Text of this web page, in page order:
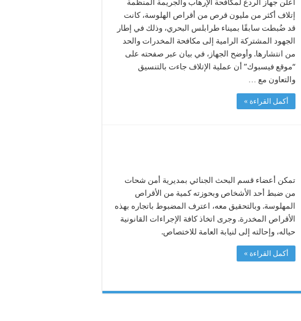
أعلن جهاز الردع لمكافحة الإرهاب والجريمة المنظمة
إتلاف أكثر من مليون قرص من أقراص الهلوسة، كانت
قد ضُبطت سابقًا بميناء طرابلس البحري، وذلك في إطار
الجهود المشتركة الرامية إلى مكافحة المخدرات والحد
من انتشارها. وأوضح الجهاز، في بيان عبر صفحته على
“موقع فيسبوك” أن عملية الإتلاف جاءت بالتنسيق
والتعاون مع …
أكمل القراءة »
تمكن أعضاء قسم البحث الجنائي بمديرية أمن شحات
من ضبط أحد الأشخاص وبحوزته كمية من الأقراص
المهلوسة. وبالتحقيق معه، اعترف المضبوط باتجاره بهذه
الأقراص المخدرة. وجرى اتخاذ كافة الإجراءات القانونية
حياله، وإحالته إلى لنيابة العامة للاختصاص.
أكمل القراءة »